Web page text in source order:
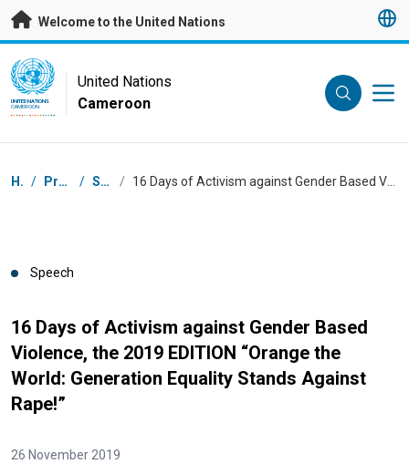
Skip to main content
Welcome to the United Nations
UN Logo
UNITED NATIONS
CAMEROON
United Nations
Cameroon
Breadcrumb
Home / Press Centre / Speeches /
Speech
16 Days of Activism against Gender Based
Violence, the 2019 EDITION “Orange the
World: Generation Equality Stands Against
Rape!”
26 November 2019